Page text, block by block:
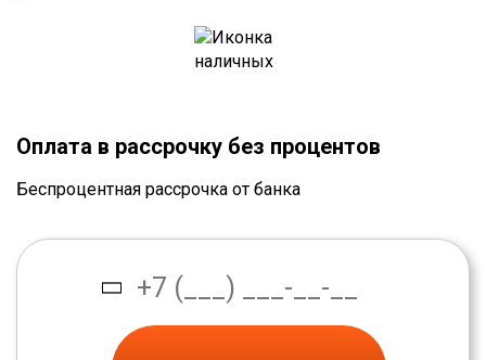
Оплата в рассрочку без процентов
Беспроцентная рассрочка от банка